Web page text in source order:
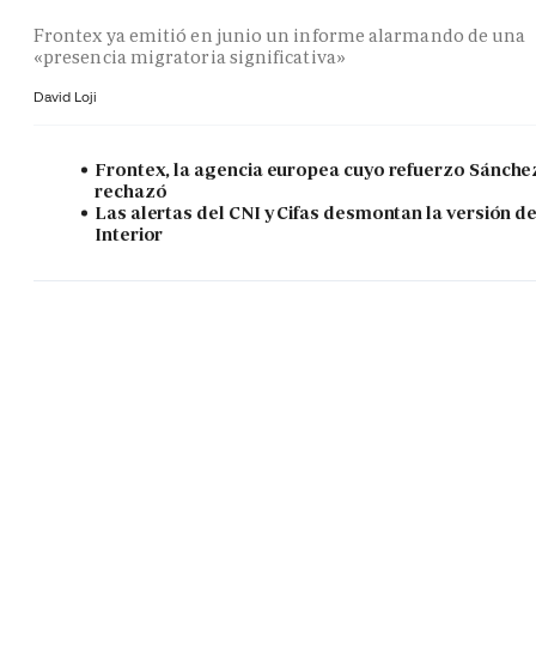
Frontex ya emitió en junio un informe alarmando de una
«presencia migratoria significativa»
David Loji
Frontex, la agencia europea cuyo refuerzo
rechazó
Las alertas del CNI y Cifas desmontan la versión
Interior